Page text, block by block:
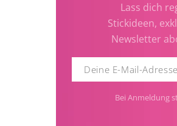
Lass dich
Stickideen,
Newsletter
Bei Anmeldung